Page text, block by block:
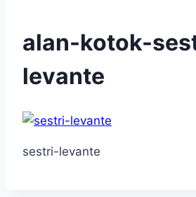
alan-kotok-
levante
sestri-levante